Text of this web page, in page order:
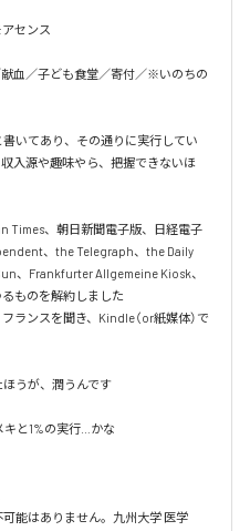
センス
血／子ども食堂／寄付／※いのちの
いてあり、その通りに実行してい
入源や趣味やら、把握できないほ
Times、朝日新聞電子版、日経電子
、the Telegraph、the Daily
、Frankfurter Allgemeine Kiosk、
ものを解約しました
ランスを聞き、Kindle（or紙媒体）で
ほうが、潤うんです
と1%の実行…かな
可能はありません。九州大学 医学